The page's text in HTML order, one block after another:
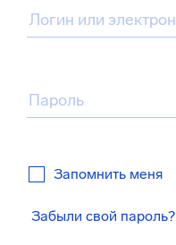
Запомнить меня
Забыли свой пароль?